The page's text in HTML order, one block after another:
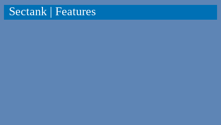
Sectank | Features